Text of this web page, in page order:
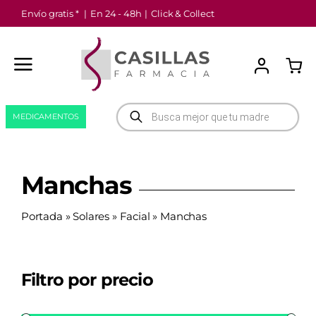
Saltar
al
Envío gratis * | En 24 - 48h | Click & Collect
Búsqueda
de
productos
MEDICAMENTOS
Manchas
Portada »Solares » Facial » Manchas
Filtro por precio